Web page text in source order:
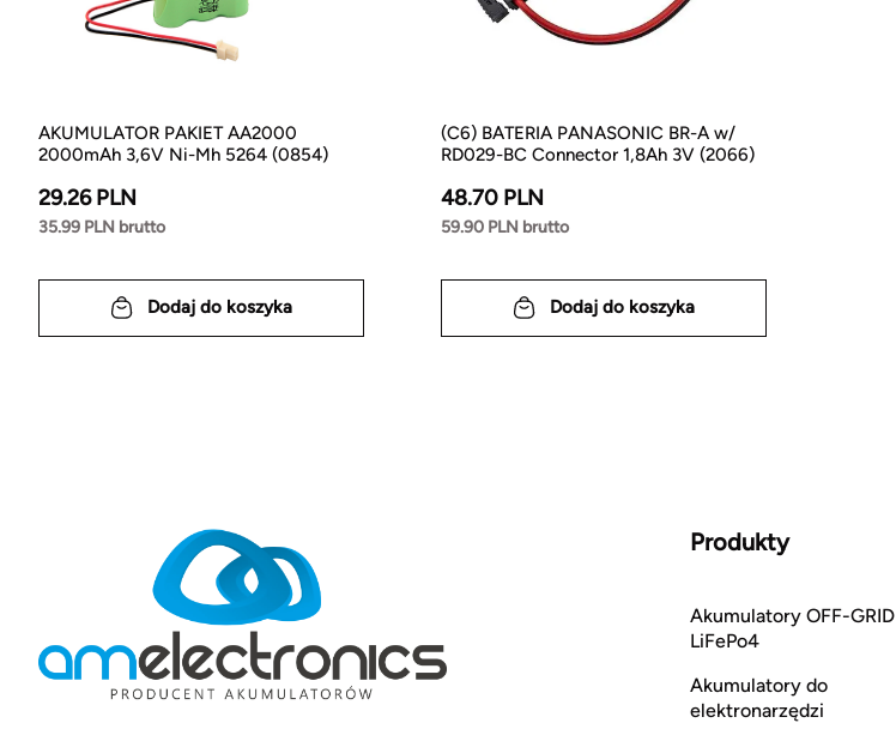
AKUMULATOR PAKIET AA2000
2000mAh 3,6V Ni-Mh 5264 (0854)
29.26 PLN
35.99 PLN brutto
Dodaj do koszyka
(C6) BATERIA PANASONIC BR-A w/
RD029-BC Connector 1,8Ah 3V (2066)
48.70 PLN
59.90 PLN brutto
Dodaj do koszyka
Produkty
Akumulatory OFF-GRID
LiFePo4
Akumulatory do
elektronarzędzi